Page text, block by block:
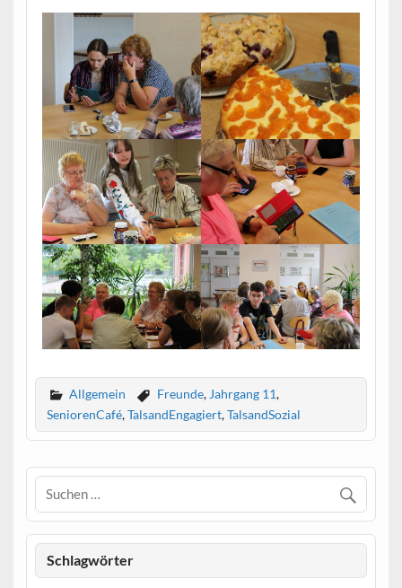
Allgemein Freunde, Jahrgang 11,
SeniorenCafé,TalsandEngagiert,TalsandSozial
Schlagwörter